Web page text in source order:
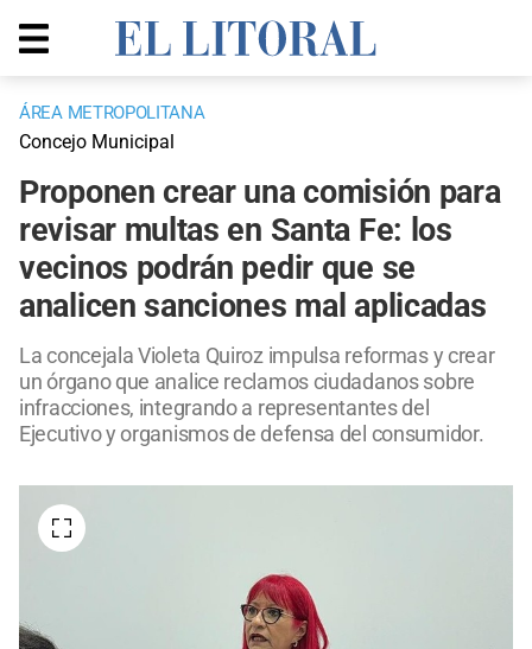
ÁREA METROPOLITANA
Concejo Municipal
Proponen crear una comisión para
revisar multas en Santa Fe: los
vecinos podrán pedir que se
analicen sanciones mal aplicadas
La concejala Violeta Quiroz impulsa reformas y crear
un órgano que analice reclamos ciudadanos sobre
infracciones, integrando a representantes del
Ejecutivo y organismos de defensa del consumidor.